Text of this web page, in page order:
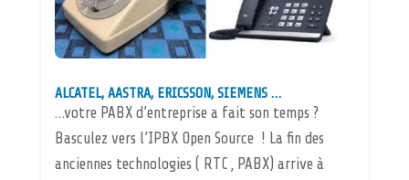
ALCATEL, AASTRA, ERICSSON, SIEMENS …
…votre PABX d’entreprise a fait son temps ?
Basculez vers l’IPBX Open Source ! La fin des
anciennes technologies ( RTC , PABX) arrive à